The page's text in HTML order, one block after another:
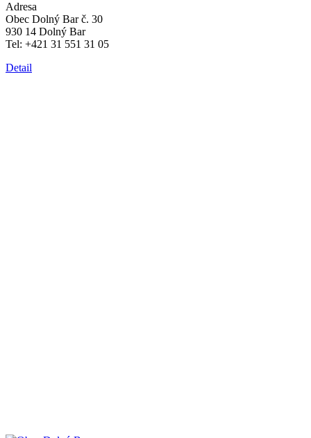
Adresa
Obec Dolný Bar č. 30
930 14 Dolný Bar
Tel: +421 31 551 31 05
Detail